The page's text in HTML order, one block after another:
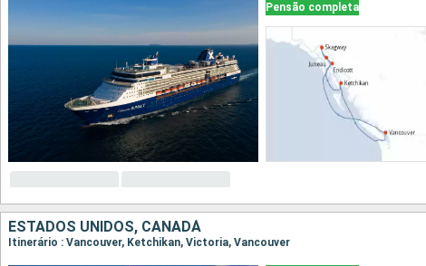
Pensão completa
ESTADOS UNIDOS, CANADÁ
Itinerário : Vancouver, Ketchikan, Victoria, Vancouver